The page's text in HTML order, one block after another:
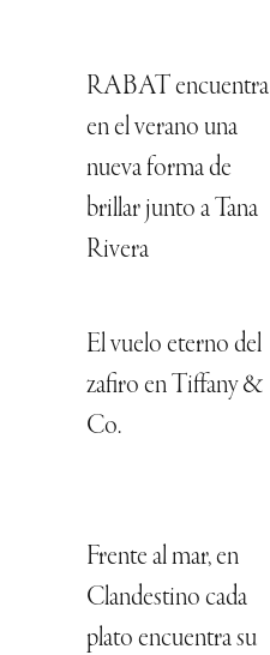
RABAT encuentra
en el verano una
nueva forma de
brillar junto a Tana
Rivera
El vuelo eterno del
zafiro en Tiffany &
Co.
Frente al mar, en
Clandestino cada
plato encuentra su